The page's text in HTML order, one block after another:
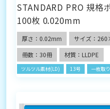
STANDARD PRO 規格
100枚 0.020mm
厚さ：0.02mm サイズ：
冊数：30冊
材質：LLDPE
ツルツル素材(LD) 13号 一枚取